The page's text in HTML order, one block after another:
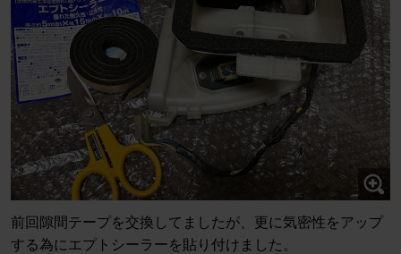
前回隙間テープを交換してましたが、更に気密性をアップ
する為にエプトシーラーを貼り付けました。